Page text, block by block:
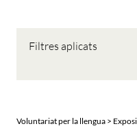
Filtres aplicats
Voluntariat per la llengua >